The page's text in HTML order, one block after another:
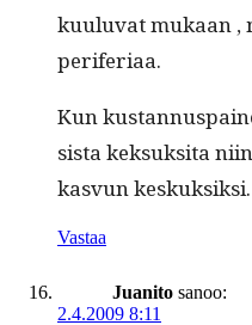
kuu­lu­vat mukaan ,
periferiaa.
Kun
sista kek­suk­si­ta
kasvun keskuksiksi.
Vastaa
Juanito sanoo:
2.4.2009 8:11